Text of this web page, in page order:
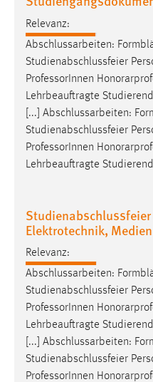
Relevanz:
Abschlussarbeiten:
Studienabschlussfeier
Professor Innen
Lehrbeauftragte
[...] Abschlussarbeiten:
Studienabschlussfeier
Professor Innen
Lehrbeauftragte
Elektrotechnik,
Relevanz:
Abschlussarbeiten:
Studienabschlussfeier
ProfessorInnen
Lehrbeauftragte
[...] Abschlussarbeiten:
Studienabschlussfeier
ProfessorInnen
Anbieter:
Google Ireland Limited
Zweck:
Conversion-Tracking
Cookie Laufzeit:
3 Monate
Facebook Pixel
Anbieter:
Zweck:
Conversion-Tracking
Cookie Laufzeit:
3 Monate